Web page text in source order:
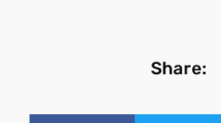
Share: